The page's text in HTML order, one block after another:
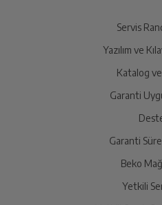
Servis
Yazılım ve
Katalog
Garanti
Garanti
Beko
Yetkili